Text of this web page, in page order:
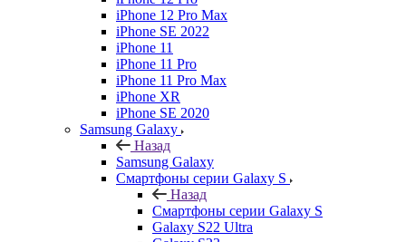
iPhone 12 Pro Max
iPhone SE 2022
iPhone 11
iPhone 11 Pro
iPhone 11 Pro Max
iPhone XR
iPhone SE 2020
Samsung Galaxy
Назад
Samsung Galaxy
Смартфоны серии Galaxy S
Назад
Смартфоны серии Galaxy S
Galaxy S22 Ultra